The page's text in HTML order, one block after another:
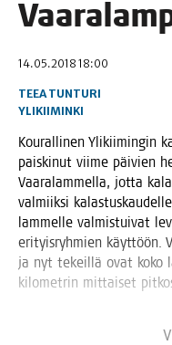
14.05.2018 18:00
TEEA TUNTURI
YLIKIIMINKI
Kou­ral­li­nen Yli­kii­min­gin
pais­ki­nut vii­me päi­vien
Vaa­ra­lam­mel­la, jot­ta
val­miik­si
lam­mel­le val­mis­tui­vat
eri­tyis­ryh­mien käyt­töön.
ja nyt tekeil­lä ovat koko
kilo­met­rin mit­tai­set